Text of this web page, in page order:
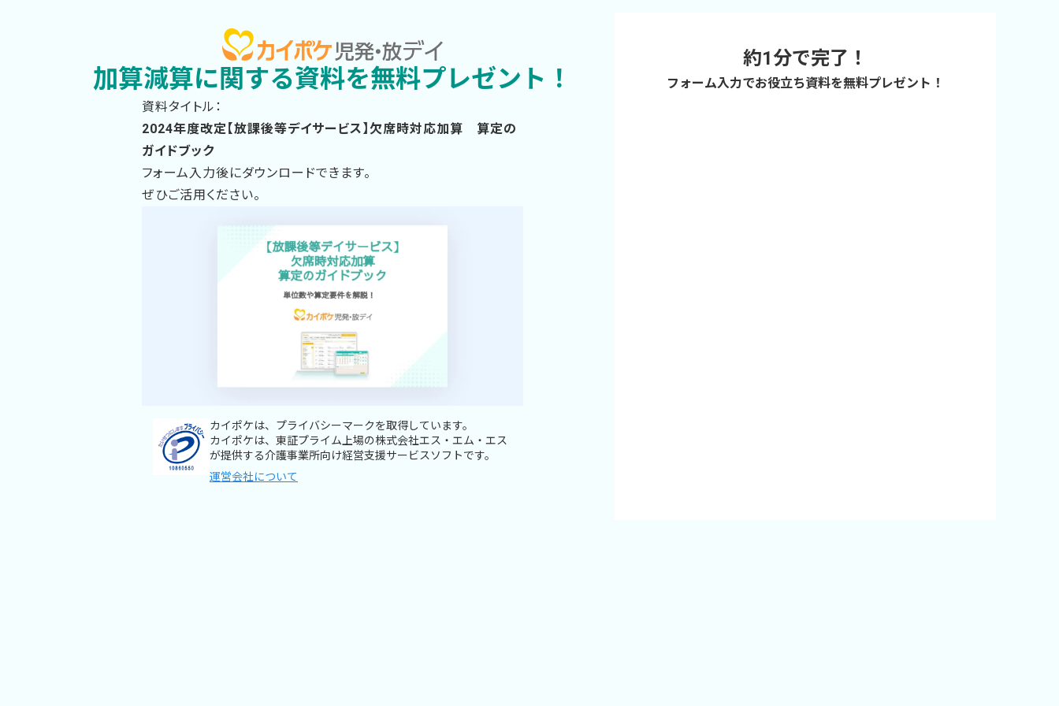
加算減算に関する資料を無料プレゼント！
資料タイトル：
2024年度改定【放課後等デイサービス】欠席時対応加算 算定の
ガイドブック
フォーム入力後にダウンロードできます。
ぜひご活用ください。
カイポケは、プライバシーマークを取得しています。
カイポケは、東証プライム上場の株式会社エス・エム・エス
が提供する介護事業所向け経営支援サービスソフトです。
運営会社について
約1分で完了！
フォーム入力でお役立ち資料を無料プレゼント！